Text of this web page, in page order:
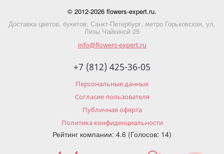
© 2012-2026 flowers-expert.ru.
Доставка цветов, букетов: Санкт-Петербург, метро Горьковская, ул.
Лизы Чайкиной 25
info@flowers-expert.ru
+7 (812) 425-36-05
Персональные данные
Согласие пользователя
Публичная оферта
Политика конфиденциальности
Рейтинг компании: 4.6 (Голосов: 14)